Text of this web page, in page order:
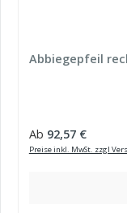
Abbiegepfeil
Regulärer Preis:
Ab 92,57 €
Preise inkl. MwSt. zzgl